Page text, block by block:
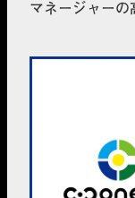
マネージャーの